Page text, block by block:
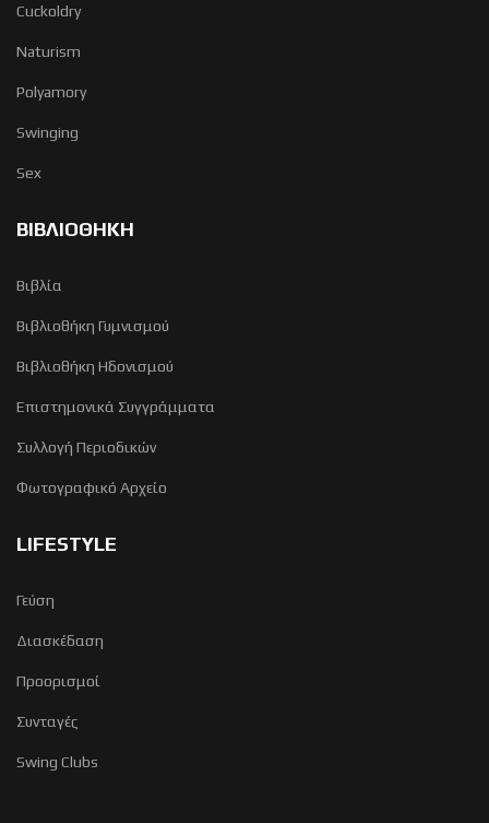
Cuckoldry
Naturism
Polyamory
Swinging
Sex
ΒΙΒΛΙΟΘΗΚΗ
Βιβλία
Βιβλιοθήκη Γυμνισμού
Βιβλιοθήκη Ηδονισμού
Επιστημονικά Συγγράμματα
Συλλογή Περιοδικών
Φωτογραφικό Αρχείο
LIFESTYLE
Γεύση
Διασκέδαση
Προορισμοί
Συνταγές
Swing Clubs